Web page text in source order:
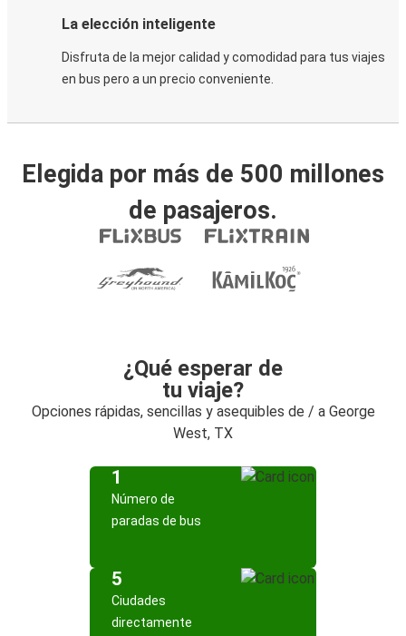
La elección inteligente
Disfruta de la mejor calidad y comodidad para tus viajes
en bus pero a un precio conveniente.
Elegida por más de 500 millones
de pasajeros.
¿Qué esperar de
tu viaje?
Opciones rápidas, sencillas y asequibles de / a George
West, TX
1
Número de
paradas de bus
5
Ciudades
directamente